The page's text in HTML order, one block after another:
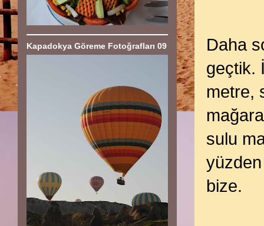
Daha
geçtik.
metre,
sulu
yüzden
bize.
Kapadokya Göreme Fotoğrafları 09